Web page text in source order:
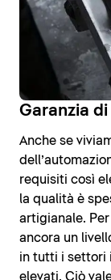
Garanzia
Anche se
requisiti così
la qualità è
artigianale.
ancora un
in tutti i settori
elevati. Ciò